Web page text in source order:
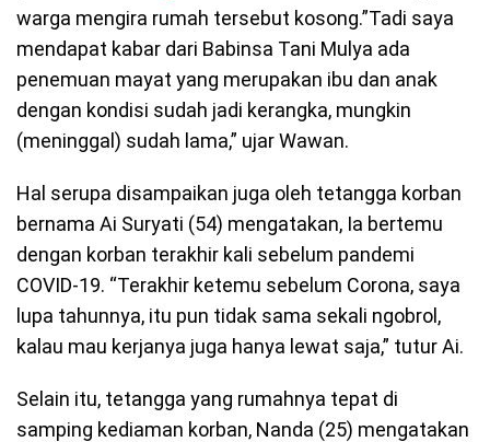
warga mengira rumah tersebut kosong.”Tadi saya
mendapat kabar dari Babinsa Tani Mulya ada
penemuan mayat yang merupakan ibu dan anak
dengan kondisi sudah jadi kerangka, mungkin
(meninggal) sudah lama,” ujar Wawan.
Hal serupa disampaikan juga oleh tetangga korban
bernama Ai Suryati (54) mengatakan, Ia bertemu
dengan korban terakhir kali sebelum pandemi
COVID-19. “Terakhir ketemu sebelum Corona, saya
lupa tahunnya, itu pun tidak sama sekali ngobrol,
kalau mau kerjanya juga hanya lewat saja,” tutur Ai.
Selain itu, tetangga yang rumahnya tepat di
samping kediaman korban, Nanda (25) mengatakan